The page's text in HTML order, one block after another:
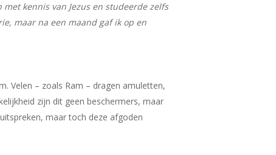
kennis van Jezus en studeerde zelfs
maar na een maand gaf ik op en
Velen – zoals Ram – dragen amuletten,
zijn dit geen beschermers, maar
maar toch deze afgoden